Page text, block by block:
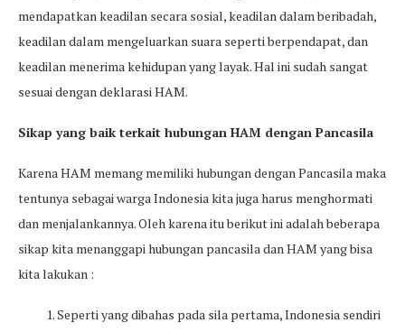
mendapatkan keadilan secara sosial, keadilan dalam beribadah,
keadilan dalam mengeluarkan suara seperti berpendapat, dan
keadilan menerima kehidupan yang layak. Hal ini sudah sangat
sesuai dengan deklarasi HAM.
Sikap yang baik terkait hubungan HAM dengan Pancasila
Karena HAM memang memiliki hubungan dengan Pancasila maka
tentunya sebagai warga Indonesia kita juga harus menghormati
dan menjalankannya. Oleh karena itu berikut ini adalah beberapa
sikap kita menanggapi hubungan pancasila dan HAM yang bisa
kita lakukan :
Seperti yang dibahas pada sila pertama, Indonesia sendiri